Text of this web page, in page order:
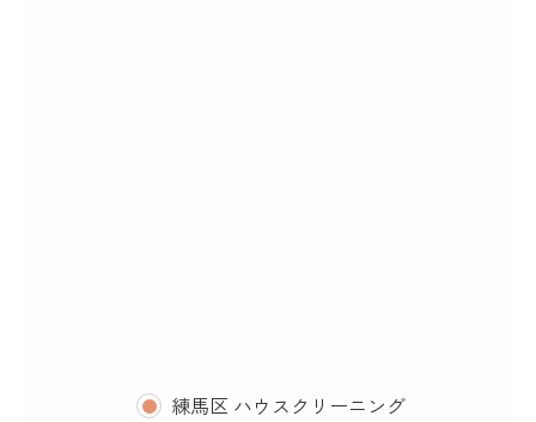
練馬区 ハウスクリーニング